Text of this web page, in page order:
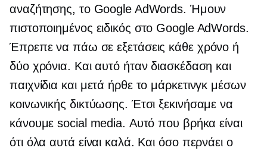
αναζήτησης, το Google AdWords. Ήμουν
πιστοποιημένος ειδικός στο Google AdWords.
Έπρεπε να πάω σε εξετάσεις κάθε χρόνο ή
δύο χρόνια. Και αυτό ήταν διασκέδαση και
παιχνίδια και μετά ήρθε το μάρκετινγκ μέσων
κοινωνικής δικτύωσης. Έτσι ξεκινήσαμε να
κάνουμε social media. Αυτό που βρήκα είναι
ότι όλα αυτά είναι καλά. Και όσο περνάει ο